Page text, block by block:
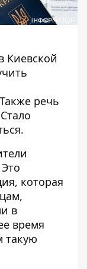
Киевской
речь
которая
,
в
время
такую